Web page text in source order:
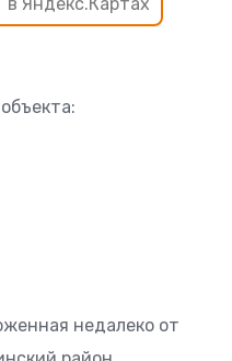
недалеко от